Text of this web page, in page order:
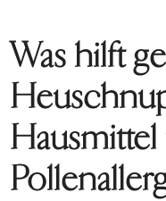
Was hilft